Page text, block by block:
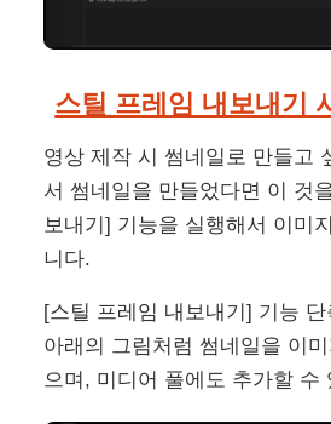
스틸 프레임 내보내기
영상 제작 시 썸네일로 만들고
서 썸네일을 만들었다면 이 것
보내기] 기능을 실행해서 이미
니다.
[스틸 프레임 내보내기] 기능
아래의 그림처럼 썸네일을 이
으며, 미디어 풀에도 추가할 수